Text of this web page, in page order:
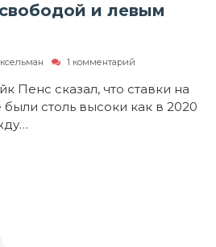
и левым
1 комментарий
Выбор
свободой
Пенс сказал, что ставки на
столь высоки как в 2020